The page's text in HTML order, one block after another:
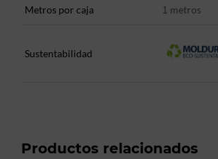
Metros por caja 1 metros
Sustentabilidad
Productos relacionados